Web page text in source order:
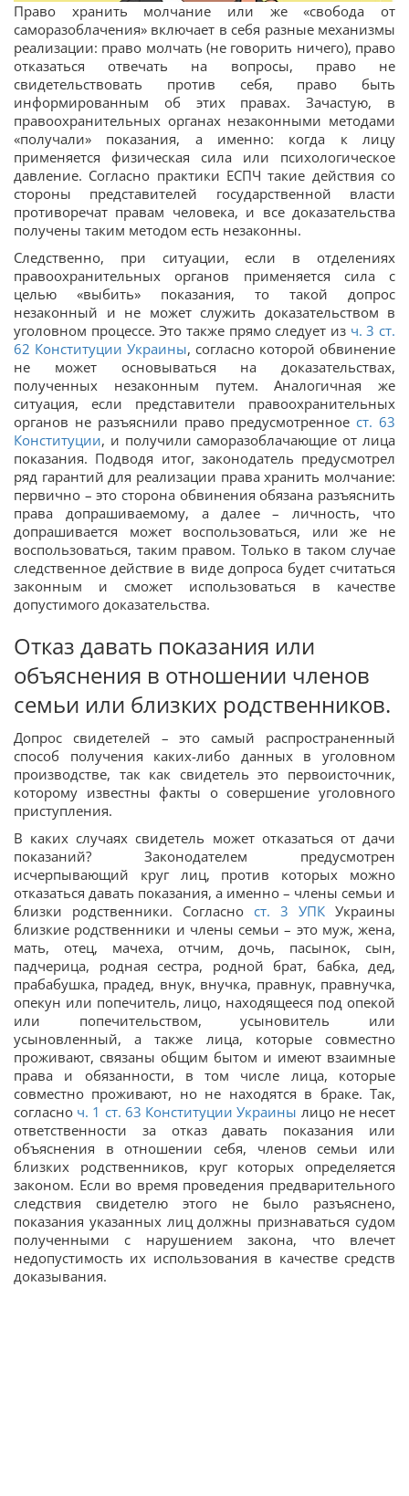
Право хранить молчание или же «свобода от
саморазоблачения» включает в себя разные механизмы
реализации: право молчать (не говорить ничего), право
отказаться отвечать на вопросы, право не
свидетельствовать против себя, право быть
информированным об этих правах. Зачастую, в
правоохранительных органах незаконными методами
«получали» показания, а именно: когда к лицу
применяется физическая сила или психологическое
давление. Согласно практики ЕСПЧ такие действия со
стороны представителей государственной власти
противоречат правам человека, и все доказательства
получены таким методом есть незаконны.
Следственно, при ситуации, если в отделениях
правоохранительных органов применяется сила с
целью «выбить» показания, то такой допрос
незаконный и не может служить доказательством в
уголовном процессе. Это также прямо следует из ч. 3 ст.
62 Конституции Украины, согласно которой обвинение
не может основываться на доказательствах,
полученных незаконным путем. Аналогичная же
ситуация, если представители правоохранительных
органов не разъяснили право предусмотренноест. 63
Конституции, и получили саморазоблачающие от лица
показания. Подводя итог, законодатель предусмотрел
ряд гарантий для реализации права хранить молчание:
первично – это сторона обвинения обязана разъяснить
права допрашиваемому, а далее – личность, что
допрашивается может воспользоваться, или же не
воспользоваться, таким правом. Только в таком случае
следственное действие в виде допроса будет считаться
законным и сможет использоваться в качестве
допустимого доказательства.
Отказ давать показания или
объяснения в отношении членов
семьи или близких родственников.
Допрос свидетелей – это самый распространенный
способ получения каких-либо данных в уголовном
производстве, так как свидетель это первоисточник,
которому известны факты о совершение уголовного
приступления.
В каких случаях свидетель может отказаться от дачи
показаний? Законодателем предусмотрен
исчерпывающий круг лиц, против которых можно
отказаться давать показания, а именно – члены семьи и
близки родственники. Согласно ст. 3 УПК Украины
близкие родственники и члены семьи – это муж, жена,
мать, отец, мачеха, отчим, дочь, пасынок, сын,
падчерица, родная сестра, родной брат, бабка, дед,
прабабушка, прадед, внук, внучка, правнук, правнучка,
опекун или попечитель, лицо, находящееся под опекой
или попечительством, усыновитель или
усыновленный, а также лица, которые совместно
проживают, связаны общим бытом и имеют взаимные
права и обязанности, в том числе лица, которые
совместно проживают, но не находятся в браке. Так,
согласно ч. 1 ст. 63 Конституции Украины лицо не несет
ответственности за отказ давать показания или
объяснения в отношении себя, членов семьи или
близких родственников, круг которых определяется
законом. Если во время проведения предварительного
следствия свидетелю этого не было разъяснено,
показания указанных лиц должны признаваться судом
полученными с нарушением закона, что влечет
недопустимость их использования в качестве средств
доказывания.